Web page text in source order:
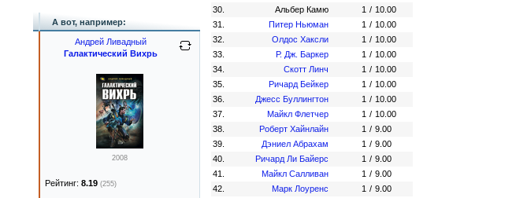
30.
Альбер Камю 1 / 10.00
31.
Питер Ньюман 1 / 10.00
32.
Олдос Хаксли 1 / 10.00
33.
Р. Дж. Баркер 1 / 10.00
34.
Скотт Линч 1 / 10.00
35.
Ричард Бейкер 1 / 10.00
36.
Джесс Буллингтон 1 / 10.00
37.
Майкл Флетчер 1 / 10.00
38.
Роберт Хайнлайн 1 / 9.00
39.
Дэниел Абрахам 1 / 9.00
40.
Ричард Ли Байерс 1 / 9.00
41.
Майкл Салливан 1 / 9.00
42.
Марк Лоуренс 1 / 9.00
А вот, например:
Андрей Ливадный
Галактический Вихрь
2008
Рейтинг: 8.19 (255)